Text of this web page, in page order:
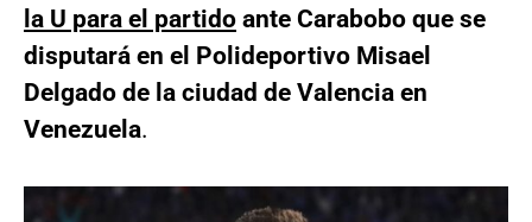
la U para el partido ante Carabobo que se
disputará en el Polideportivo Misael
Delgado de la ciudad de Valencia en
Venezuela.